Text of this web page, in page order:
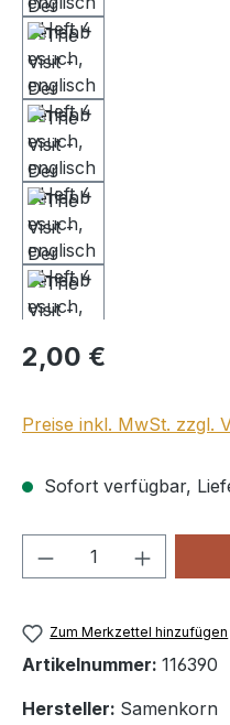
Regulärer Preis:
2,00 €
Preise inkl. MwSt. zzgl.
Sofort verfügbar,
Produkt Anzahl:
Zum Merkzettel hinzufügen
Artikelnummer: 116390
Hersteller: Samenkorn